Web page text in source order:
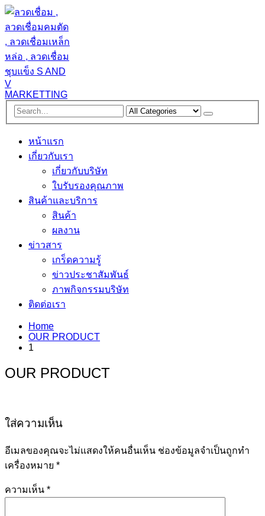
หน้าแรก
เกี่ยวกับเรา
เกี่ยวกับบริษัท
ใบรับรองคุณภาพ
สินค้าและบริการ
สินค้า
ผลงาน
ข่าวสาร
เกร็ดความรู้
ข่าวประชาสัมพันธ์
ภาพกิจกรรมบริษัท
ติดต่อเรา
Home
OUR PRODUCT
1
OUR PRODUCT
ใส่ความเห็น
อีเมลของคุณจะไม่แสดงให้คนอื่นเห็น ช่องข้อมูลจำเป็นถูกทำ
เครื่องหมาย *
ความเห็น *